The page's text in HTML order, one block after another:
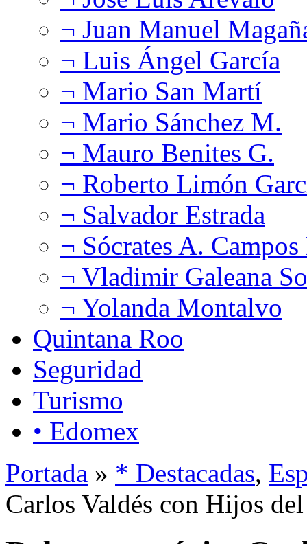
¬ Juan Manuel
¬ Luis Ángel García
¬ Mario San Martí
¬ Mario Sánchez M.
¬ Mauro Benites G.
¬ Roberto Limón
¬ Salvador Estrada
¬ Sócrates A.
¬ Vladimir Galeana
¬ Yolanda Montalvo
Quintana Roo
Seguridad
Turismo
• Edomex
Portada » * Destacadas,
Carlos Valdés con Hijos